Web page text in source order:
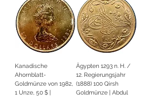
Kanadische
Ahornblatt-
Goldmünze von 1982,
1 Unze, 50 $ |
Ägypten 1293 n. H. /
12. Regierungsjahr
(1888) 100 Qirsh
Goldmünze | Abdul